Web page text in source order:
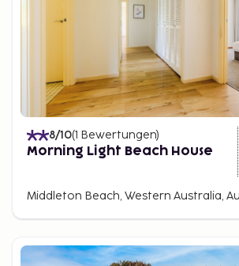
8/10(1 Bewertungen)
Morning Light Beach House
Middleton Beach, Western Australia,